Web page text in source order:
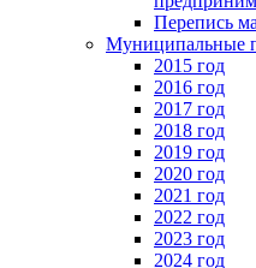
Перепись
Муниципальные
2015 год
2016 год
2017 год
2018 год
2019 год
2020 год
2021 год
2022 год
2023 год
2024 год